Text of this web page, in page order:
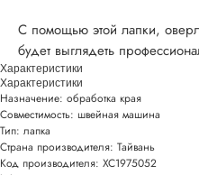
С помощью этой лапки,
будет выглядеть
Характеристики
Характеристики
Назначение: обработка края
Совместимость: швейная машина
Тип: лапка
Страна производителя: Тайвань
Код производителя: XC1975052